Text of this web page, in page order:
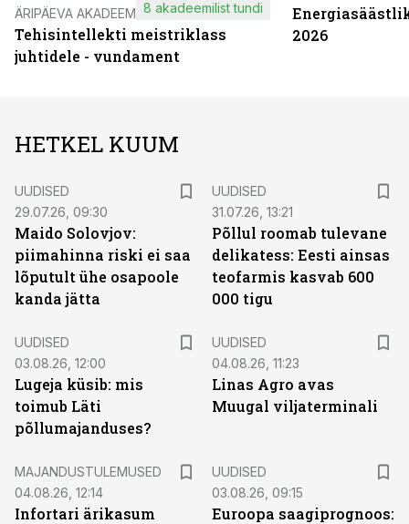
ÄRIPÄEVA AKADEEMIA
Tehisintellekti meistriklass
juhtidele - vundament
8 akadeemilist tundi
2026
HETKEL KUUM
UUDISED
29.07.26, 09:30
Maido Solovjov:
piimahinna riski ei saa
lõputult ühe osapoole
kanda jätta
UUDISED
31.07.26, 13:21
Põllul roomab tulevane
delikatess: Eesti ainsas
teofarmis kasvab 600
000 tigu
UUDISED
03.08.26, 12:00
Lugeja küsib: mis
toimub Läti
põllumajanduses?
UUDISED
04.08.26, 11:23
Linas Agro avas
Muugal viljaterminali
MAJANDUSTULEMUSED
04.08.26, 12:14
Infortari ärikasum
UUDISED
03.08.26, 09:15
Euroopa saagiprognoos: